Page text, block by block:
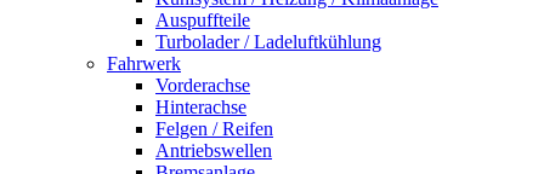
Auspuffteile
Turbolader / Ladeluftkühlung
Fahrwerk
Vorderachse
Hinterachse
Felgen / Reifen
Antriebswellen